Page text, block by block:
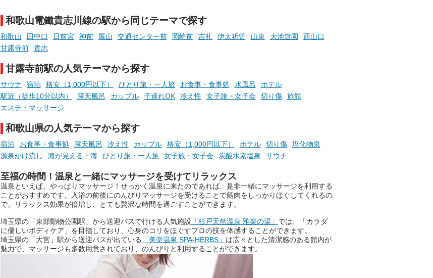
手相やタロットなど気軽に楽し
める占いで、“ととのう”おふろ
時間を、もっと特別に。
でくることはありませんか？
らこそ向き合える、大切な自分
の本音。
は、そんなあなたの心のつぶや
きをプロの占い師に相談するこ
とができるサービスです。
おふろパス会員様なら、この特
別なひとときを「毎月10分無
料」でご利用いただけます。
和歌山電鐵貴志川線の駅から同じテーマで探す
和歌山 田中口 日前宮 神前 竈山 交通センター前 岡崎前 吉礼 伊太祈曽 山東 大池遊園
西山口
甘露寺前
貴志
甘露寺前駅の人気テーマから探す
サウナ 宿泊 格安（1,000円以下） ひとり旅・一人旅 お食事・食事処 水風呂
ホテル
駅近（徒歩10分以内）
露天風呂 カップル 子連れOK 冷え性 女子旅・女子会 切り傷
旅館
エステ・マッサージ
和歌山県の人気テーマから探す
宿泊 お食事・食事処 露天風呂 冷え性 カップル 格安（1,000円以下） ホテル 切り傷
塩化物泉
源泉かけ流し
海が見える・海 ひとり旅・一人旅 女子旅・女子会 炭酸水素塩泉 サウナ
至福の時間！温泉と一緒にマッサージを受けてリラックス
温泉といえば、やっぱりマッサージ！せっかく温泉に来たのであれば、是非一緒にマッサージを利用する
ことがおすすめです。入浴の前後にのんびりマッサージを受けることで筋肉をしっかりほぐしてくれるの
で、リラックス効果が倍増し、とても贅沢な時間を過ごすことができます。
埼玉県の「東部動物公園駅」から送迎バスで行ける人気施設 「杉戸天然温泉 雅楽の湯」 では、「カラダ
に優しいボディケア」を目指しており、心身のコリをほぐすプロの技を体感することができます。
埼玉県の「大宮」駅から送迎バスが出ている 「美楽温泉 SPA-HERBS」 は広々とした清潔感のある館内が
魅力で、マッサージも多数用意されており、のんびりと利用することができます。